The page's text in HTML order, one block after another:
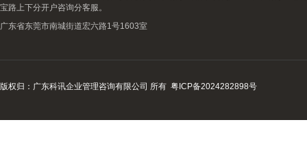
宝路上下分开户咨询分客服。
广东省东莞市南城街道宏六路1号1603室
版权归：广东科讯企业管理咨询有限公司 所有 粤ICP备2024282898号